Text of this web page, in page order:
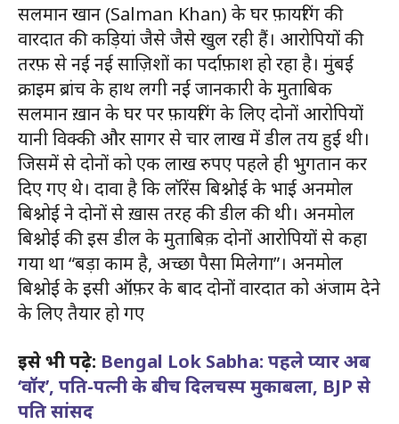
सलमान खान (Salman Khan) के घर फ़ायरिंग की
वारदात की कड़ियां जैसे जैसे खुल रही हैं। आरोपियों की
तरफ़ से नई नई साज़िशों का पर्दाफ़ाश हो रहा है। मुंबई
क्राइम ब्रांच के हाथ लगी नई जानकारी के मुताबिक
सलमान ख़ान के घर पर फ़ायरिंग के लिए दोनों आरोपियों
यानी विक्की और सागर से चार लाख में डील तय हुई थी।
जिसमें से दोनों को एक लाख रुपए पहले ही भुगतान कर
दिए गए थे। दावा है कि लॉरेंस बिश्नोई के भाई अनमोल
बिश्नोई ने दोनों से ख़ास तरह की डील की थी। अनमोल
बिश्नोई की इस डील के मुताबिक़ दोनों आरोपियों से कहा
गया था “बड़ा काम है, अच्छा पैसा मिलेगा”। अनमोल
बिश्नोई के इसी ऑफ़र के बाद दोनों वारदात को अंजाम देने
के लिए तैयार हो गए
इसे भी पढ़े: Bengal Lok Sabha: पहले प्यार अब
‘वॉर’, पति-पत्नी के बीच दिलचस्प मुकाबला, BJP से
पति सांसद